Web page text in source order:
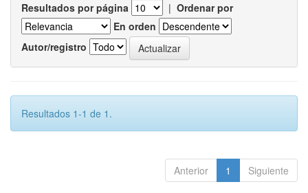
Resultados por página | Ordenar por
En orden
Autor/registro
Resultados 1-1 de 1.
Anterior 1 Siguiente